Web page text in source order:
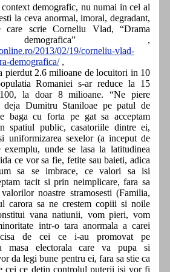
demografic, nu numai in cel al
la ceva anormal, imoral, degradant,
care scrie Corneliu Vlad, “Drama
demografica” ,
2013/02/19/corneliu-vlad-
demografica/,
pierdut 2.6 milioane de locuitori in 10
Romaniei s-ar reduce la 15
la doar 8 milioane. “Ne piere
deja Dumitru Staniloae pe patul de
baga cu forta pe gat sa acceptam
spatiul public, casatoriile dintre ei,
uniformizarea sexelor (a inceput de
unde se lasa la latitudinea
ce vor sa fie, fetite sau baieti, adica
sa se imbrace, ce valori sa isi
tacit si prin neimplicare, fara sa
noastre stramosesti (Familia,
carora sa ne crestem copiii si noile
vana natiunii, vom pieri, vom
intr-o tara anormala a carei
de cei ce i-au promovat pe
masa electorala care va pupa si
da legi bune pentru ei, fara sa stie ca
cei ce detin controlul puterii isi vor fi